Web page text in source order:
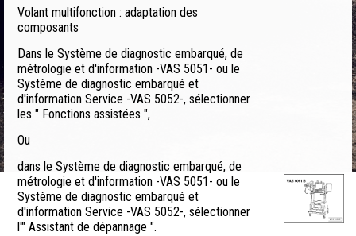
Volant multifonction : adaptation des
composants
Dans le Système de diagnostic embarqué, de
métrologie et d'information -VAS 5051- ou le
Système de diagnostic embarqué et
d'information Service -VAS 5052-, sélectionner
les " Fonctions assistées ",
Ou
dans le Système de diagnostic embarqué, de
métrologie et d'information -VAS 5051- ou le
Système de diagnostic embarqué et
d'information Service -VAS 5052-, sélectionner
l'" Assistant de dépannage ".